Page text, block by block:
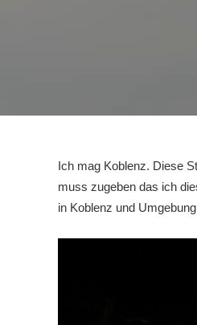
Ich mag Koblenz. Diese
muss zugeben das ich
in Koblenz und